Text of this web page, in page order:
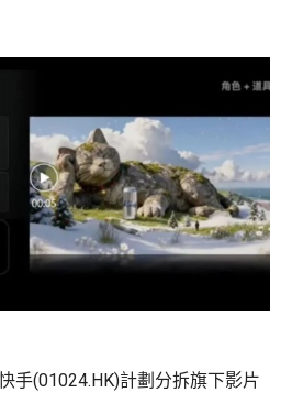
手(01024.HK)計劃分拆旗下影片